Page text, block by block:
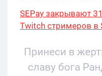
SEPay закрывают
Twitch стримеров в
Принеси в
славу бога